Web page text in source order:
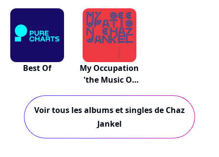
Best Of
My Occupation
'the Music Of
Voir tous les albums et singles de Chaz
Jankel